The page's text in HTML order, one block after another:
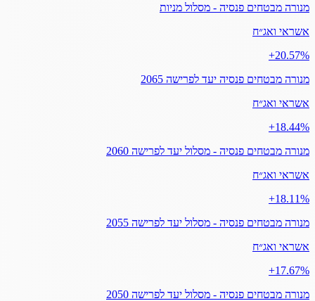
מנורה מבטחים פנסיה - מסלול מניות
אשראי ואג״ח
‎+20.57%
מנורה מבטחים פנסיה יעד לפרישה 2065
אשראי ואג״ח
‎+18.44%
מנורה מבטחים פנסיה - מסלול יעד לפרישה 2060
אשראי ואג״ח
‎+18.11%
מנורה מבטחים פנסיה - מסלול יעד לפרישה 2055
אשראי ואג״ח
‎+17.67%
מנורה מבטחים פנסיה - מסלול יעד לפרישה 2050